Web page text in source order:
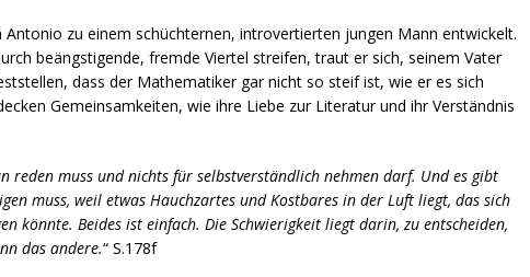
Antonio zu einem schüchternen, introvertierten jungen Mann entwickelt.
beängstigende, fremde Viertel streifen, traut er sich, seinem Vater
dass der Mathematiker gar nicht so steif ist, wie er es sich
Gemeinsamkeiten, wie ihre Liebe zur Literatur und ihr Verständnis
reden muss und nichts für selbstverständlich nehmen darf. Und es gibt
muss, weil etwas Hauchzartes und Kostbares in der Luft liegt, das sich
könnte. Beides ist einfach. Die Schwierigkeit liegt darin, zu entscheiden,
das andere.“ S.178f